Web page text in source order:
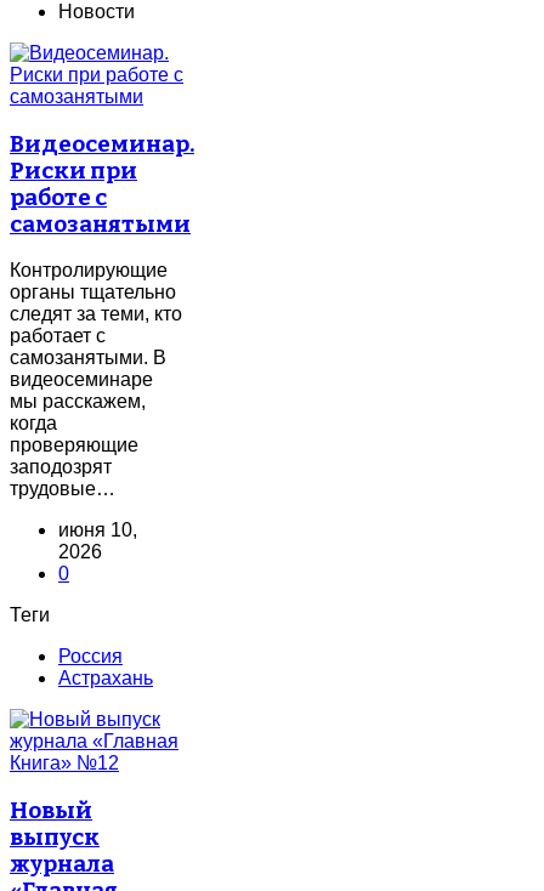
Новости
Видеосеминар.
Риски при
работе с
самозанятыми
Контролирующие
органы тщательно
следят за теми, кто
работает с
самозанятыми. В
видеосеминаре
мы расскажем,
когда
проверяющие
заподозрят
трудовые…
июня 10,
2026
0
Теги
Россия
Астрахань
Новый
выпуск
журнала